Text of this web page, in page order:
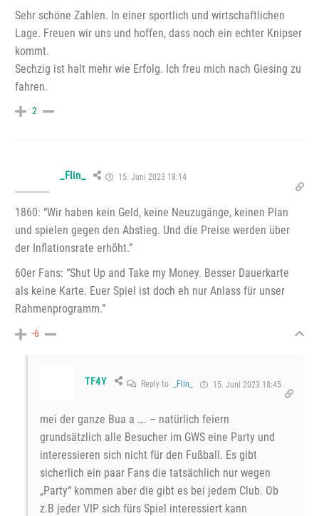
Sehr schöne Zahlen. In einer sportlich und wirtschaftlichen
Lage. Freuen wir uns und hoffen, dass noch ein echter Knipser
kommt.
Sechzig ist halt mehr wie Erfolg. Ich freu mich nach Giesing zu
fahren.
2
_Flin_ 15. Juni 2023 18:14
1860: “Wir haben kein Geld, keine Neuzugänge, keinen Plan
und spielen gegen den Abstieg. Und die Preise werden über
der Inflationsrate erhõht.”
60er Fans: “Shut Up and Take my Money. Besser Dauerkarte
als keine Karte. Euer Spiel ist doch eh nur Anlass für unser
Rahmenprogramm.”
-6
TF4Y Reply to _Flin_ 15. Juni 2023 18:45
mei der ganze Bua a …. – natürlich feiern
grundsätzlich alle Besucher im GWS eine Party und
interessieren sich nicht für den Fußball. Es gibt
sicherlich ein paar Fans die tatsächlich nur wegen
„Party“ kommen aber die gibt es bei jedem Club. Ob
z.B jeder VIP sich fürs Spiel interessiert kann